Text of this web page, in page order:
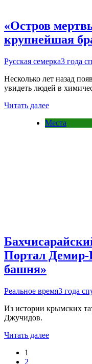
«Остров
крупнейшая
Русская семерка3 года
Несколько лет назад
увидеть людей в
Читать далее
Места
Портал
башня»
Реальное время3 года
Из истории крымских
Джучидов.
Читать далее
1
2